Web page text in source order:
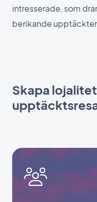
intresserade, som
berikande upptäckter
Skapa